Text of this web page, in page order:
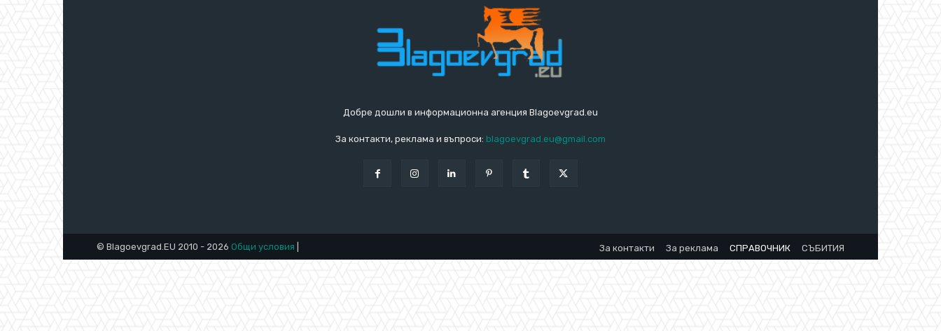
Добре дошли в информационна агенция Blagoevgrad.eu
За контакти, реклама и въпроси: blagoevgrad.eu@gmail.com
© Blagoevgrad.EU 2010 - 2026 Общи условия За контакти За реклама СПРАВОЧНИК СЪБИТИЯ